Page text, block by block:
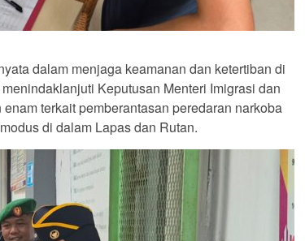
dalam menjaga keamanan dan ketertiban di
Keputusan Menteri Imigrasi dan
terkait pemberantasan peredaran narkoba
di dalam Lapas dan Rutan.